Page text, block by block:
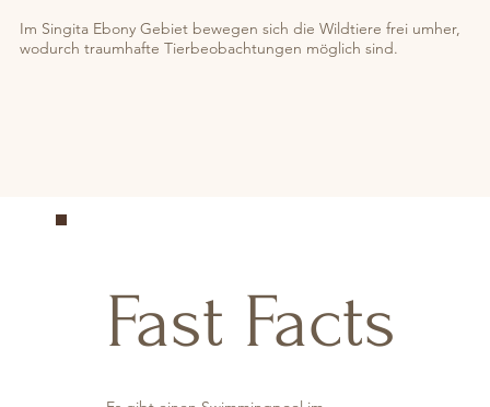
Im Singita Ebony Gebiet bewegen sich die Wildtiere frei umher,
wodurch traumhafte Tierbeobachtungen möglich sind.
Fast Facts